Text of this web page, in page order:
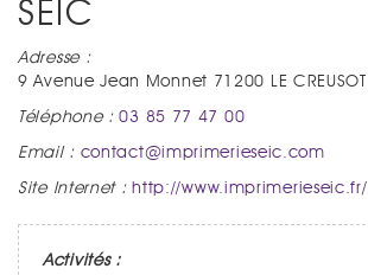
SEIC
Adresse :
9 Avenue Jean Monnet 71200 LE CREUSOT
Téléphone : 03 85 77 47 00
Email : contact@imprimerieseic.com
Site Internet : http://www.imprimerieseic.fr/
Activités :